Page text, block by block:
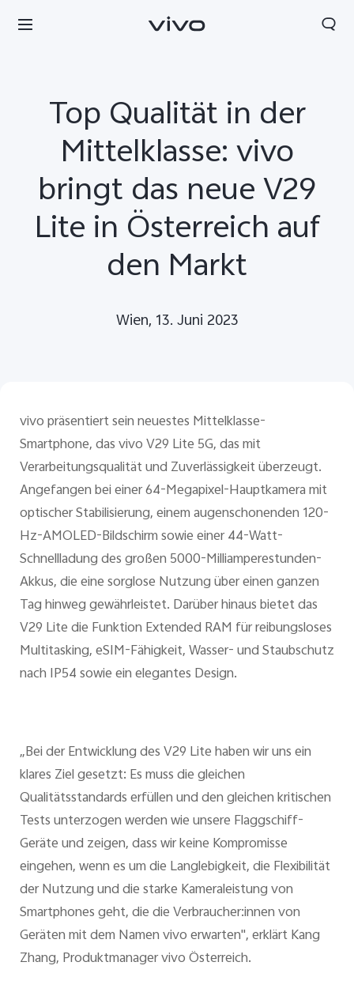
Top Qualität in der
Mittelklasse: vivo
bringt das neue V29
Lite in Österreich auf
den Markt
Wien, 13. Juni 2023
vivo präsentiert sein neuestes Mittelklasse-
Smartphone, das vivo V29 Lite 5G, das mit
Verarbeitungsqualität und Zuverlässigkeit überzeugt.
Angefangen bei einer 64-Megapixel-Hauptkamera mit
optischer Stabilisierung, einem augenschonenden 120-
Hz-AMOLED-Bildschirm sowie einer 44-Watt-
Schnellladung des großen 5000-Milliamperestunden-
Akkus, die eine sorglose Nutzung über einen ganzen
Tag hinweg gewährleistet. Darüber hinaus bietet das
V29 Lite die Funktion Extended RAM für reibungsloses
Multitasking, eSIM-Fähigkeit, Wasser- und Staubschutz
nach IP54 sowie ein elegantes Design.
„Bei der Entwicklung des V29 Lite haben wir uns ein
klares Ziel gesetzt: Es muss die gleichen
Qualitätsstandards erfüllen und den gleichen kritischen
Tests unterzogen werden wie unsere Flaggschiff-
Geräte und zeigen, dass wir keine Kompromisse
eingehen, wenn es um die Langlebigkeit, die Flexibilität
der Nutzung und die starke Kameraleistung von
Smartphones geht, die die Verbraucher:innen von
Geräten mit dem Namen vivo erwarten", erklärt Kang
Zhang, Produktmanager vivo Österreich.